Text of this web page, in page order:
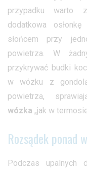
przypadku warto
dodatkowa
słońcem przy
powietrza. W
przykrywać budki
w wózku z
powietrza,
wózka „jak w
Rozsądek ponad
Podczas upalnych